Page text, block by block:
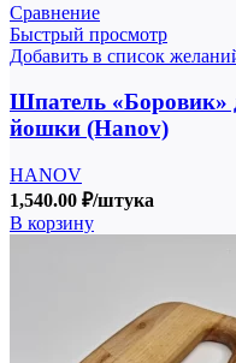
Сравнение
Быстрый просмотр
Добавить в список
Шпатель «Боровик»
йошки (Hanov)
HANOV
1,540.00 ₽/штука
В корзину